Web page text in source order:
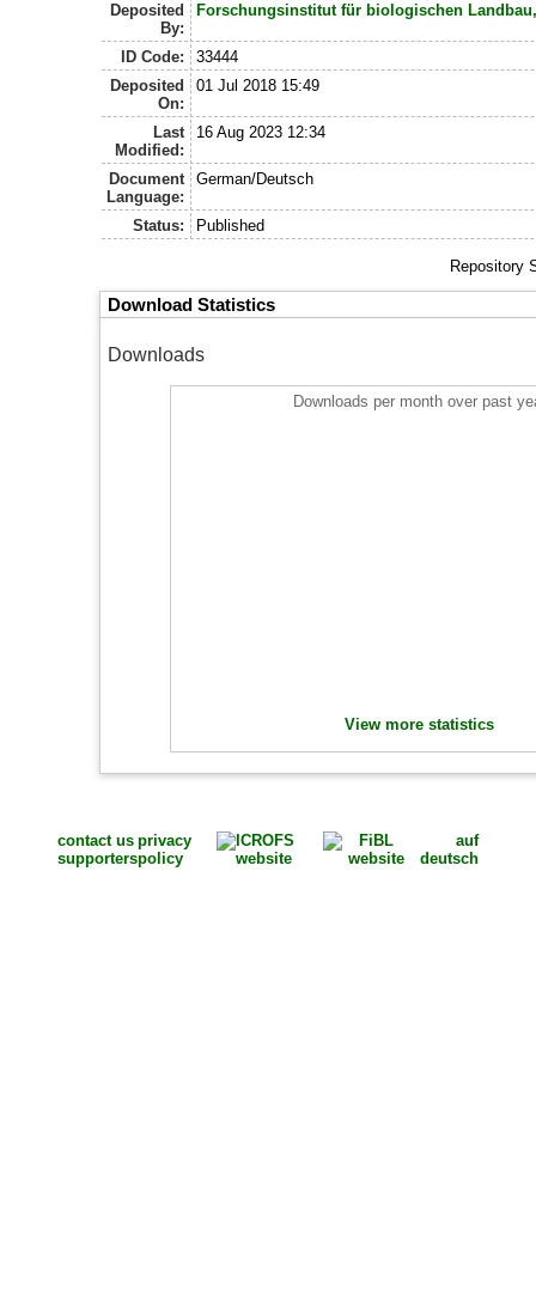
Deposited
By:
Forschungsinstitut für biologischen
ID Code:
33444
Deposited
On:
01 Jul 2018 15:49
Last
Modified:
16 Aug 2023 12:34
Document
Language:
German/Deutsch
Status: Published
Repository
Download Statistics
Downloads
Downloads per month over past
View more statistics
contact us
supporters
privacy
policy
auf
deutsch